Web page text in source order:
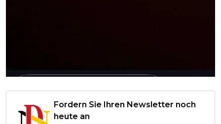
Fordern Sie Ihren Newsletter noch
heute an